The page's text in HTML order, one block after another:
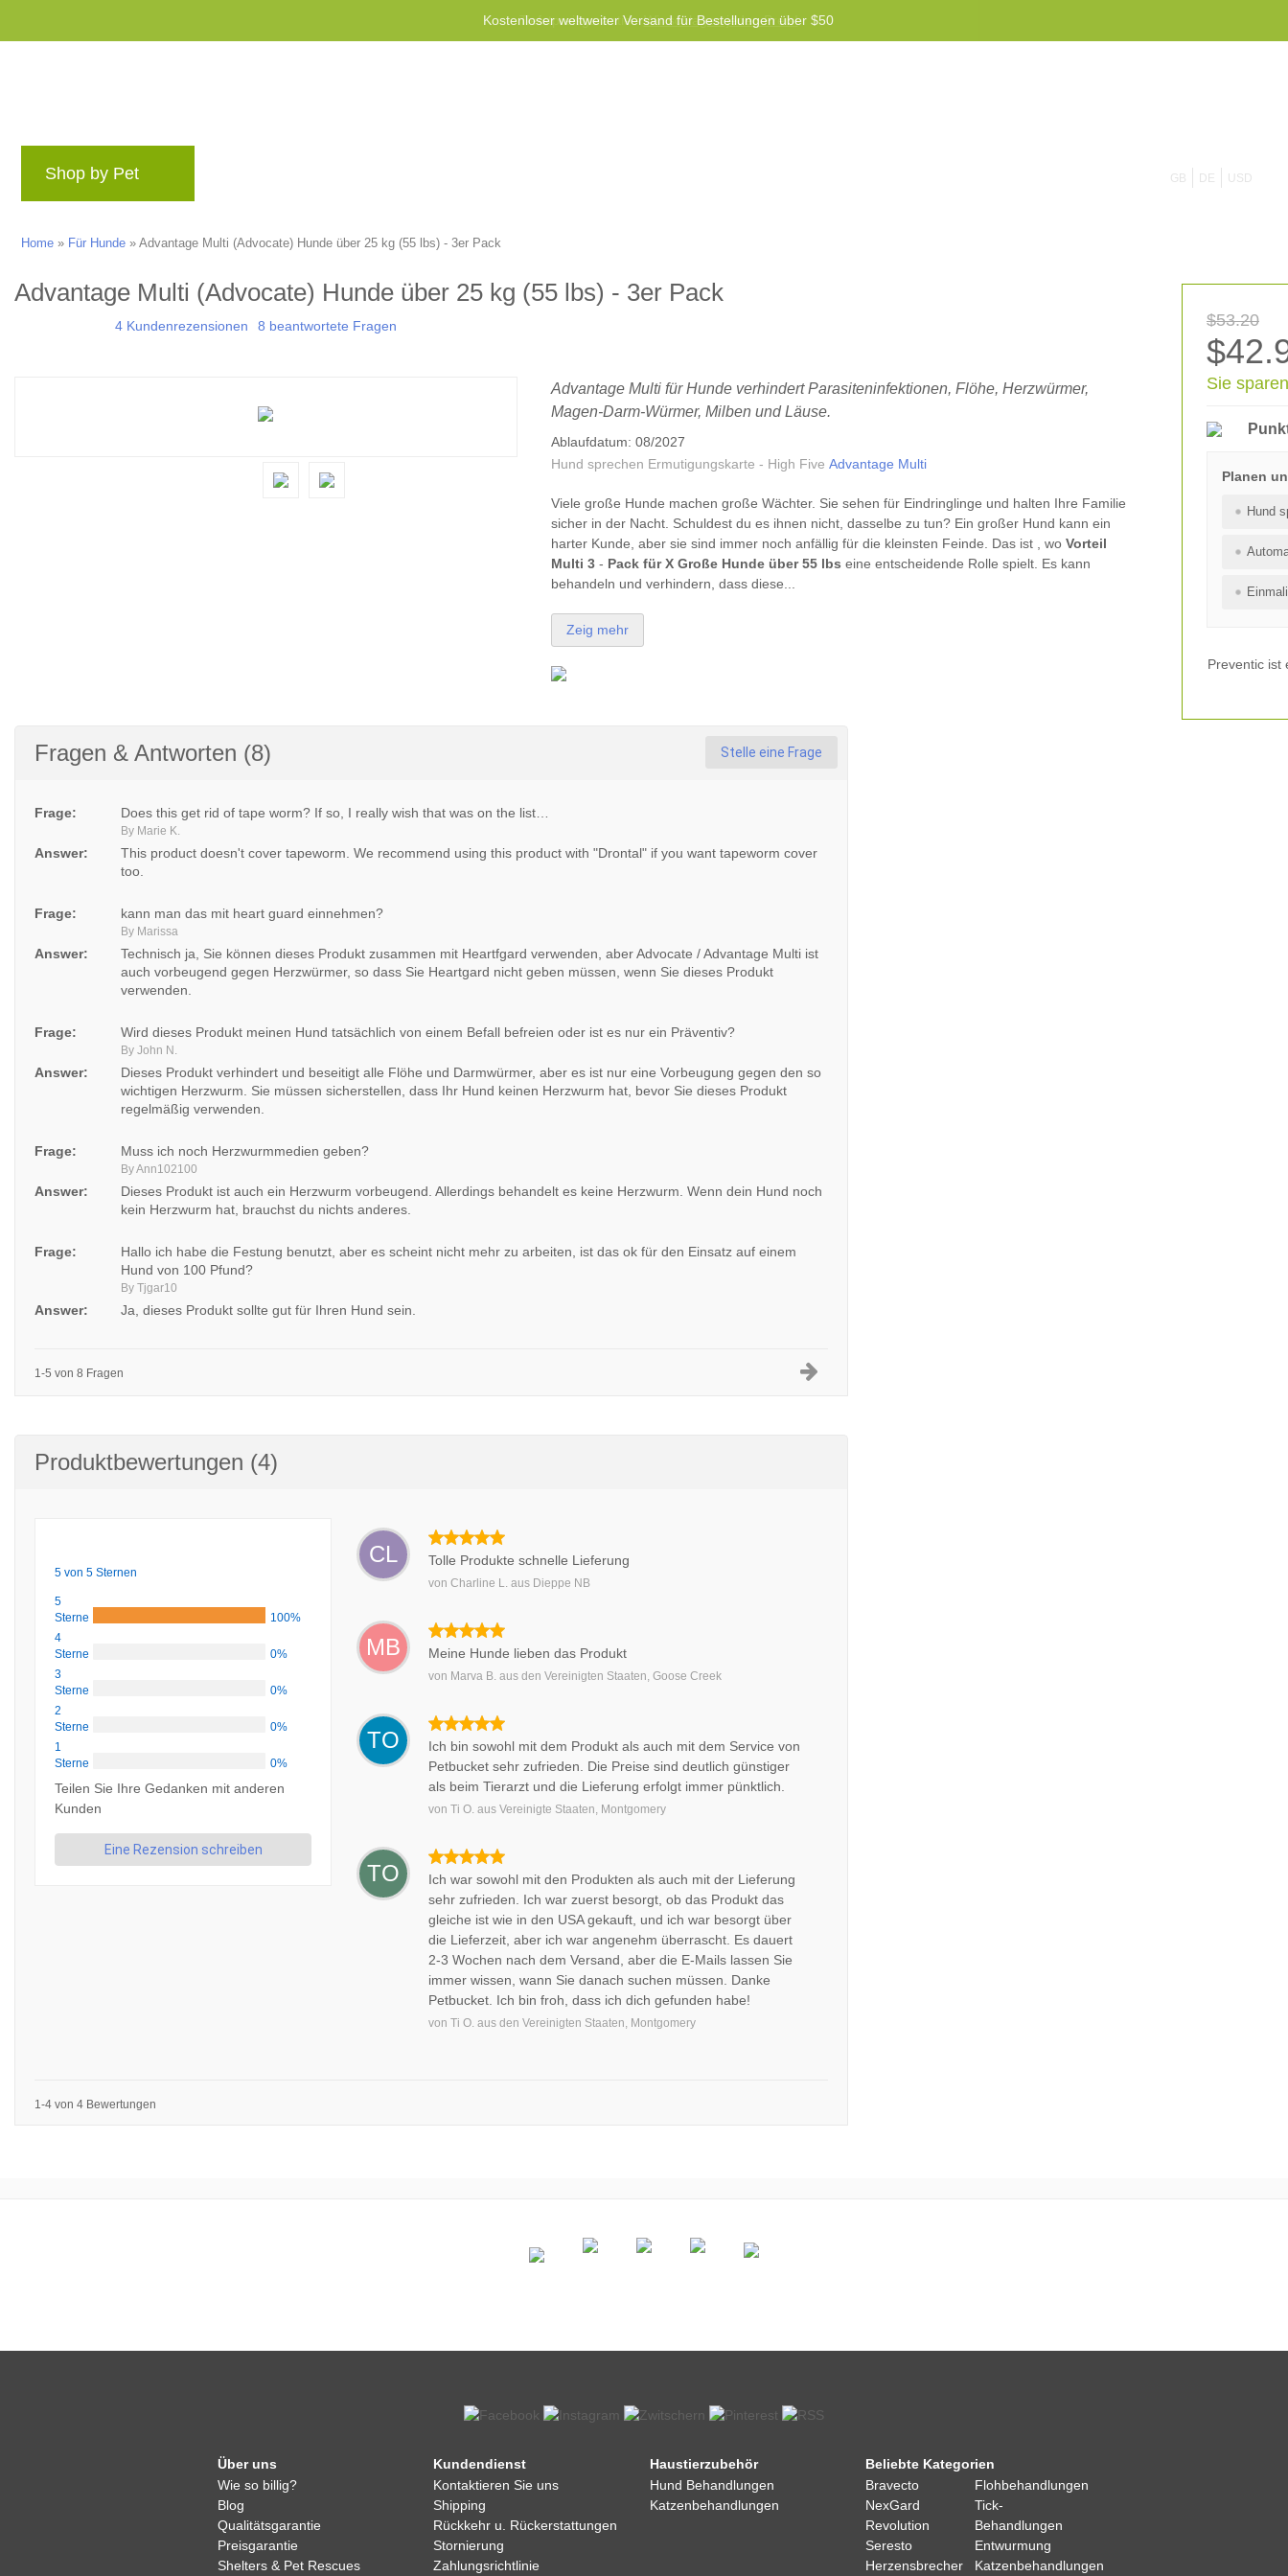
Kostenloser weltweiter Versand für Bestellungen über $50
Shop by Pet GB DE USD
Home » Für Hunde » Advantage Multi (Advocate) Hunde über 25 kg (55 lbs) - 3er Pack
Advantage Multi (Advocate) Hunde über 25 kg (55 lbs) - 3er Pack
4 Kundenrezensionen 8 beantwortete Fragen
Advantage Multi für Hunde verhindert Parasiteninfektionen, Flöhe, Herzwürmer,
Magen-Darm-Würmer, Milben und Läuse.
Ablaufdatum: 08/2027
Hund sprechen Ermutigungskarte - High Five Advantage Multi
Viele große Hunde machen große Wächter. Sie sehen für Eindringlinge und halten Ihre Familie
sicher in der Nacht. Schuldest du es ihnen nicht, dasselbe zu tun? Ein großer Hund kann ein
harter Kunde, aber sie sind immer noch anfällig für die kleinsten Feinde. Das ist , wo Vorteil
Multi 3- Pack für X Große Hunde über 55 lbs eine entscheidende Rolle spielt. Es kann
behandeln und verhindern, dass diese...
Zeig mehr
Fragen & Antworten (8) Stelle eine Frage
Frage: Does this get rid of tape worm? If so, I really wish that was on the list…
By Marie K.
Answer:
This product doesn't cover tapeworm. We recommend using this product with "Drontal" if you want tapeworm cover
too.
Frage: kann man das mit heart guard einnehmen?
By Marissa
Answer:
Technisch ja, Sie können dieses Produkt zusammen mit Heartfgard verwenden, aber Advocate / Advantage Multi ist
auch vorbeugend gegen Herzwürmer, so dass Sie Heartgard nicht geben müssen, wenn Sie dieses Produkt
verwenden.
Frage: Wird dieses Produkt meinen Hund tatsächlich von einem Befall befreien oder ist es nur ein Präventiv?
By John N.
Answer:
Dieses Produkt verhindert und beseitigt alle Flöhe und Darmwürmer, aber es ist nur eine Vorbeugung gegen den so
wichtigen Herzwurm. Sie müssen sicherstellen, dass Ihr Hund keinen Herzwurm hat, bevor Sie dieses Produkt
regelmäßig verwenden.
Frage: Muss ich noch Herzwurmmedien geben?
By Ann102100
Answer:
Dieses Produkt ist auch ein Herzwurm vorbeugend. Allerdings behandelt es keine Herzwurm. Wenn dein Hund noch
kein Herzwurm hat, brauchst du nichts anderes.
Frage:
Hallo ich habe die Festung benutzt, aber es scheint nicht mehr zu arbeiten, ist das ok für den Einsatz auf einem
Hund von 100 Pfund?
By Tjgar10
Answer: Ja, dieses Produkt sollte gut für Ihren Hund sein.
1-5 von 8 Fragen
Produktbewertungen (4)
5 von 5 Sternen
5
Sterne
100%
4
Sterne
0%
3
Sterne
0%
2
Sterne
0%
1
Sterne
0%
Teilen Sie Ihre Gedanken mit anderen
Kunden
Eine Rezension schreiben
CL Tolle Produkte schnelle Lieferung
vonCharline L. aus Dieppe NB
MB Meine Hunde lieben das Produkt
von Marva B. ausden Vereinigten Staaten, Goose Creek
TO
Ich bin sowohl mit dem Produkt als auch mit dem Service von
Petbucket sehr zufrieden. Die Preise sind deutlich günstiger
als beim Tierarzt und die Lieferung erfolgt immer pünktlich.
vonTi O. ausVereinigte Staaten, Montgomery
TO
Ich war sowohl mit den Produkten als auch mit der Lieferung
sehr zufrieden. Ich war zuerst besorgt, ob das Produkt das
gleiche ist wie in den USA gekauft, und ich war besorgt über
die Lieferzeit, aber ich war angenehm überrascht. Es dauert
2-3 Wochen nach dem Versand, aber die E-Mails lassen Sie
immer wissen, wann Sie danach suchen müssen. Danke
Petbucket. Ich bin froh, dass ich dich gefunden habe!
vonTi O. ausden Vereinigten Staaten, Montgomery
1-4 von 4 Bewertungen
$53.20
Sie
Planen
Hund
Preventic ist
Über uns
Wie so billig?
Blog
Qualitätsgarantie
Preisgarantie
Shelters & Pet Rescues
Kundendienst
Kontaktieren Sie uns
Shipping
Rückkehr u. Rückerstattungen
Stornierung
Zahlungsrichtlinie
Haustierzubehör
Hund Behandlungen
Katzenbehandlungen
Beliebte Kategorien
Bravecto
NexGard
Revolution
Seresto
Herzensbrecher
Flohbehandlungen
Tick-
Behandlungen
Entwurmung
Katzenbehandlungen